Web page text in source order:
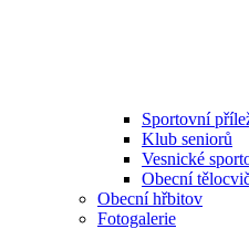
Sportovní
Klub seniorů
Vesnické
Obecní
Obecní hřbitov
Fotogalerie